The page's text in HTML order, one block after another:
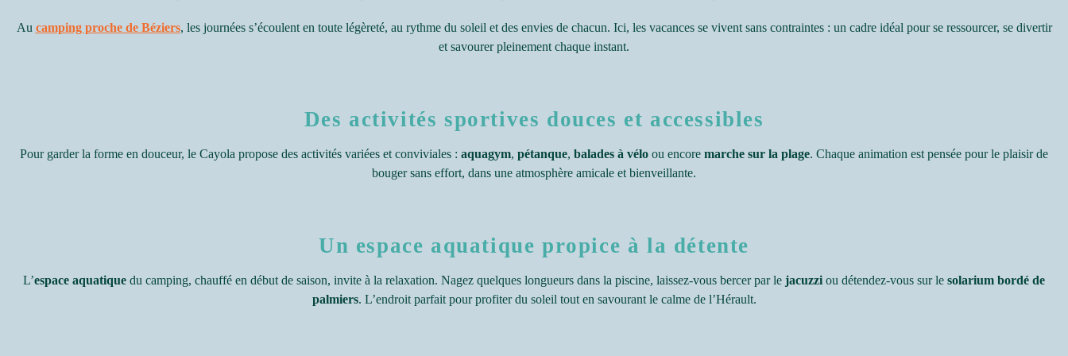
Au camping proche de Béziers, les journées s’écoulent en toute légèreté, au rythme du soleil et des envies de chacun. Ici, les vacances se vivent sans contraintes : un cadre idéal pour se ressourcer, se divertir
et savourer pleinement chaque instant.
Des activités sportives douces et accessibles
Pour garder la forme en douceur, le Cayola propose des activités variées et conviviales : aquagym, pétanque, balades à vélo ou encore marche sur la plage. Chaque animation est pensée pour le plaisir de
bouger sans effort, dans une atmosphère amicale et bienveillante.
Un espace aquatique propice à la détente
L’espace aquatique du camping, chauffé en début de saison, invite à la relaxation. Nagez quelques longueurs dans la piscine, laissez-vous bercer par le jacuzzi ou détendez-vous sur le solarium bordé de
palmiers. L’endroit parfait pour profiter du soleil tout en savourant le calme de l’Hérault.